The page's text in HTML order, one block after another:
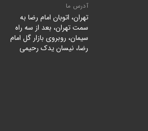
آدرس ما
تهران، اتوبان امام رضا به
سمت تهران، بعد از سه راه
سیمان، روبروی بازار گل امام
رضا، نیسان یدک رحیمی